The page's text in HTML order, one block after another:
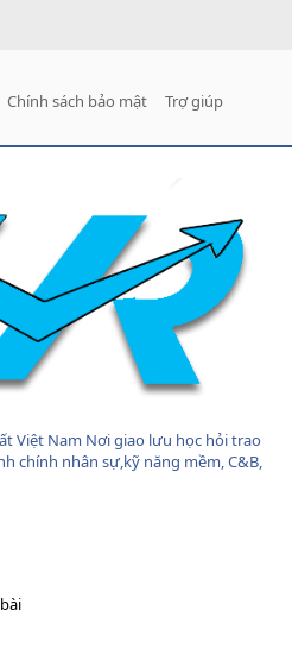
Chính sách bảo mật
Trợ giúp
Việt Nam Nơi giao lưu học hỏi trao
chính nhân sự,kỹ năng mềm, C&B,